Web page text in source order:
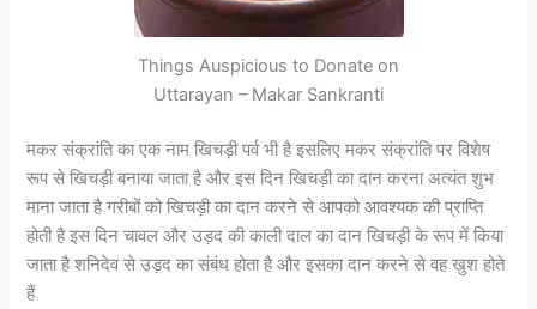
Things Auspicious to Donate on
Uttarayan – Makar Sankranti
मकर संक्रांति का एक नाम खिचड़ी पर्व भी है इसलिए मकर संक्रांति पर विशेष
रूप से खिचड़ी बनाया जाता है और इस दिन खिचड़ी का दान करना अत्यंत शुभ
माना जाता है गरीबों को खिचड़ी का दान करने से आपको आवश्यक की प्राप्ति
होती है इस दिन चावल और उड़द की काली दाल का दान खिचड़ी के रूप में किया
जाता है शनिदेव से उड़द का संबंध होता है और इसका दान करने से वह खुश होते
हैं